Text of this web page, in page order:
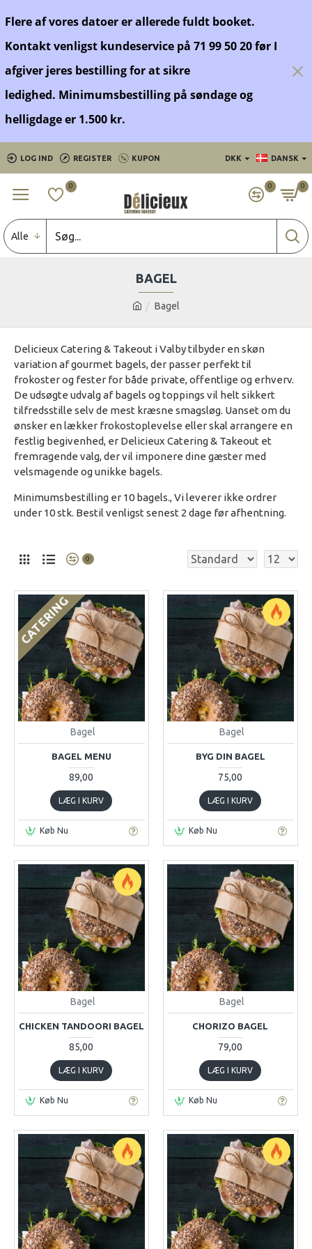
Flere af vores datoer er allerede fuldt booket.
Kontakt venligst kundeservice på 71 99 50 20 før I
afgiver jeres bestilling for at sikre
ledighed. Minimumsbestilling på søndage og
helligdage er 1.500 kr.
LOG IND REGISTER KUPON DKK DANSK
0 0 0
Alle
Bagel
BAGEL
Delicieux Catering & Takeout i Valby tilbyder en skøn
variation af gourmet bagels, der passer perfekt til
frokoster og fester for både private, offentlige og erhverv.
De udsøgte udvalg af bagels og toppings vil helt sikkert
tilfredsstille selv de mest kræsne smagsløg. Uanset om du
ønsker en lækker frokostoplevelse eller skal arrangere en
festlig begivenhed, er Delicieux Catering & Takeout et
fremragende valg, der vil imponere dine gæster med
velsmagende og unikke bagels.
Minimumsbestilling er 10 bagels., Vi leverer ikke ordrer
under 10 stk. Bestil venligst senest 2 dage før afhentning.
0
CATERING
Bagel
BAGEL MENU
89,00
LÆG I KURV
Køb Nu
Bagel
BYG DIN BAGEL
75,00
LÆG I KURV
Køb Nu
Bagel
CHICKEN TANDOORI BAGEL
85,00
LÆG I KURV
Køb Nu
Bagel
CHORIZO BAGEL
79,00
LÆG I KURV
Køb Nu